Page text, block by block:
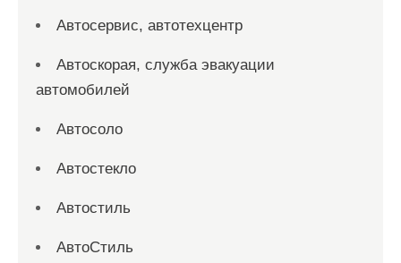
Автосервис, автотехцентр
Автоскорая, служба эвакуации
автомобилей
Автосоло
Автостекло
Автостиль
АвтоСтиль